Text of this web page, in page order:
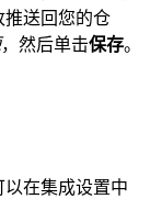
推送回您的仓
，然后单击保存。
以在集成设置中